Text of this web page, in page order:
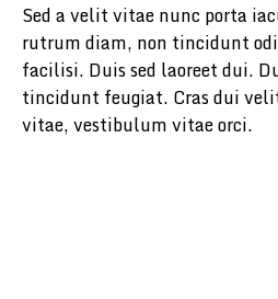
Sed a velit vitae nunc porta
rutrum diam, non tincidunt
facilisi. Duis sed laoreet dui.
tincidunt feugiat. Cras dui
vitae, vestibulum vitae orci.